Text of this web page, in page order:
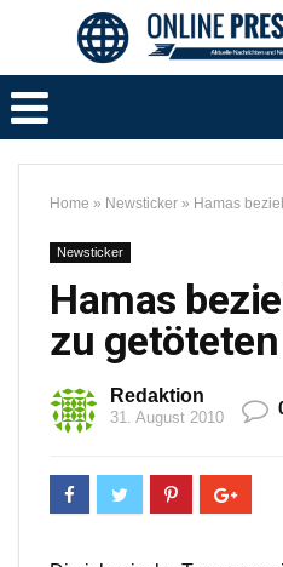
Home » Newsticker » Hamas
Newsticker
Hamas
zu
Redaktion
31. August 2010